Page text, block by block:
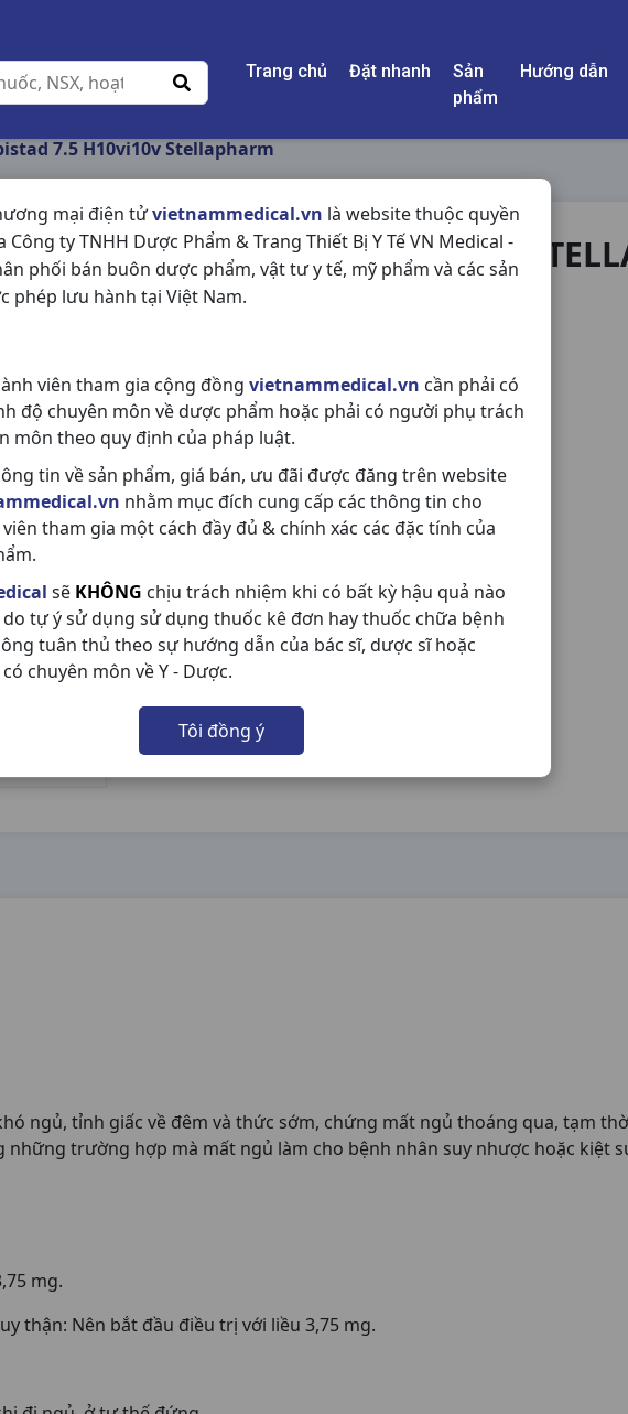
Trang chủ Đặt nhanh
Sản
phẩm
Hướng dẫn
mại điện tửvietnammedical.vn là website thuộc quyền
Công ty TNHH Dược Phẩm & Trang Thiết Bị Y Tế VN Medical -
phối bán buôn dược phẩm, vật tư y tế, mỹ phẩm và các sản
phép lưu hành tại Việt Nam.
viên tham gia cộng đồng vietnammedical.vn cần phải có
độ chuyên môn về dược phẩm hoặc phải có người phụ trách
môn theo quy định của pháp luật.
tin về sản phẩm, giá bán, ưu đãi được đăng trên website
nhằm mục đích cung cấp các thông tin cho
tham gia một cách đầy đủ & chính xác các đặc tính của
sẽ KHÔNG chịu trách nhiệm khi có bất kỳ hậu quả nào
do tự ý sử dụng sử dụng thuốc kê đơn hay thuốc chữa bệnh
tuân thủ theo sự hướng dẫn của bác sĩ, dược sĩ hoặc
chuyên môn về Y - Dược.
Tôi đồng ý
7.5 H10vi10v Stellapharm
ZOPISTAD 7.5 H10VI10V
NSX:Stellapharm
Chia sẻ qua mạng xã hội:
ngủ, tỉnh giấc về đêm và thức sớm, chứng mất ngủ thoáng qua, tạm
trường hợp mà mất ngủ làm cho bệnh nhân suy nhược hoặc kiệt
mg.
thận: Nên bắt đầu điều trị với liều 3,75 mg.